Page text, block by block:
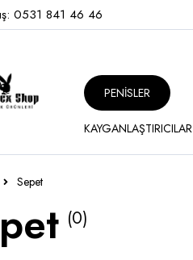
0531 841 46 46
PENİSLER
KAYGANLAŞTIRICILAR
Sepet
(0)